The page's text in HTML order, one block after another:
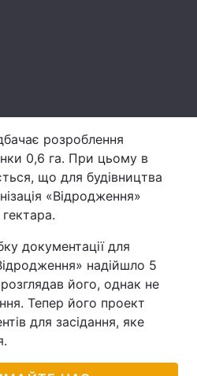
Вакансії
розроблення
0,6 га. При цьому в
що для будівництва
«Відродження»
документації для
надійшло 5
його, однак не
Тепер його проект
для засідання, яке